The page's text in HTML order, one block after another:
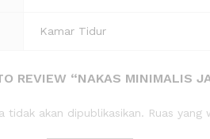
Kamar Tidur
REVIEW “NAKAS MINIMALIS
tidak akan dipublikasikan. Ruas yang